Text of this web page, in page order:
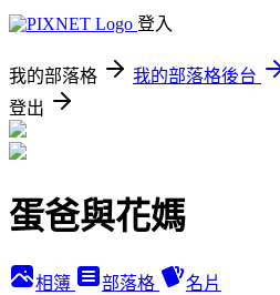
登入
我的部落格 我的部落格後台
登出
蛋爸與花媽
相簿 部落格 名片